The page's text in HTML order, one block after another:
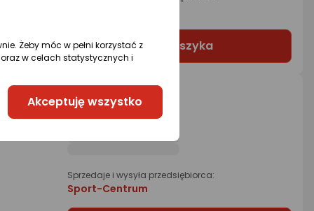
Do koszyka
559,99 zł
rata od 14,07 zł
Sprzedaje i wysyła przedsiębiorca:
Sport-Centrum
Żeby móc w pełni korzystać z
w celach statystycznych i
Akceptuję wszystko